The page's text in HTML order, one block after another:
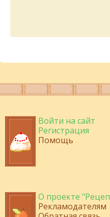
Войти на сайт
Регистрация
Помощь
О проекте
Рекламодателям